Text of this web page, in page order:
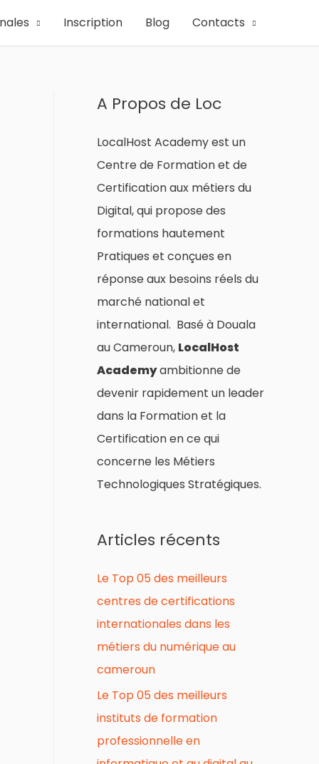
Inscription Blog Contacts
A Propos de Loc
LocalHost Academy est un
Centre de Formation et de
Certification aux métiers du
Digital, qui propose des
formations hautement
Pratiques et conçues en
réponse aux besoins réels du
marché national et
international. Basé à Douala
au Cameroun, LocalHost
Academyambitionne de
devenir rapidement un leader
dans la Formation et la
Certification en ce qui
concerne les Métiers
Technologiques Stratégiques.
Articles récents
Le Top 05 des meilleurs
centres de certifications
internationales dans les
métiers du numérique au
cameroun
Le Top 05 des meilleurs
instituts de formation
professionnelle en